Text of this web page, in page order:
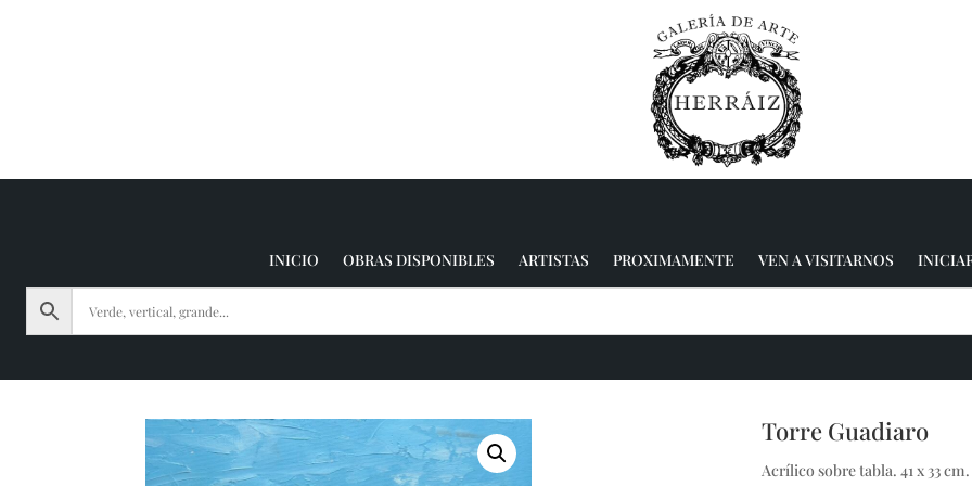
INICIO OBRAS DISPONIBLES ARTISTAS PROXIMAMENTE VEN A VISITARNOS
Torre Guadiaro
Acrílico sobre tabla. 41 x 33 cm.